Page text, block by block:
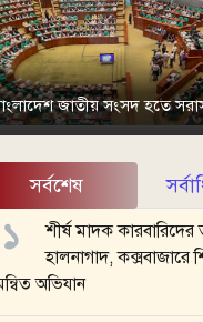
জাতীয় সংসদ হতে
সর্বশেষ
শীর্ষ মাদক কারবারিদের
হালনাগাদ, কক্সবাজারে
অভিযান